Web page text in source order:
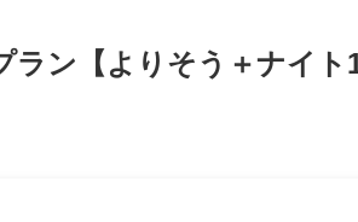
ン【よりそう＋ナイト